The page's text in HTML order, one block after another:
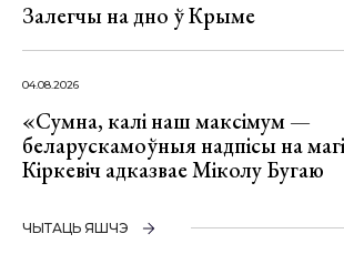
Залегчы на дно ў Крыме
04.08.2026
«Сумна, калі наш максімум —
беларускамоўныя надпісы на
Кіркевіч адказвае Міколу Бугаю
ЧЫТАЦЬ ЯШЧЭ